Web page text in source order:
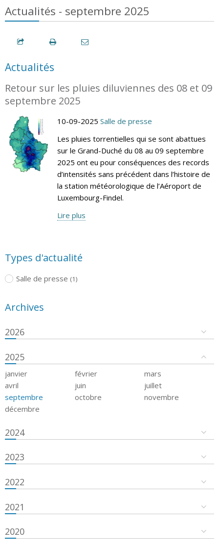
Actualités - septembre 2025
Actualités
Retour sur les pluies diluviennes des 08 et 09
septembre 2025
10-09-2025 Salle de presse
Les pluies torrentielles qui se sont abattues
sur le Grand-Duché du 08 au 09 septembre
2025 ont eu pour conséquences des records
d’intensités sans précédent dans l’histoire de
la station météorologique de l’Aéroport de
Luxembourg-Findel.
Lire plus
Types d'actualité
Salle de presse (1)
Archives
2026
2025
janvier février
mars
avril
juin
juillet
septembre
octobre
novembre
décembre
2024
2023
2022
2021
2020